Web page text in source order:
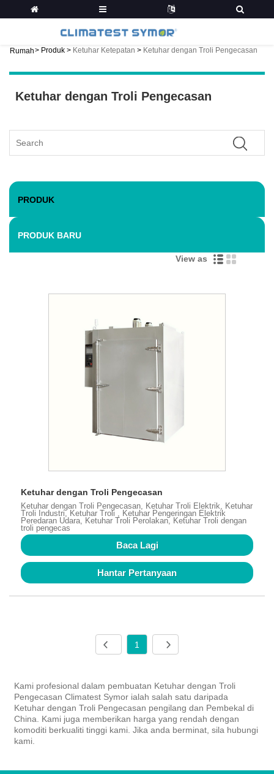
Rumah> Produk > Ketuhar Ketepatan > Ketuhar dengan Troli Pengecasan
Ketuhar dengan Troli Pengecasan
PRODUK
PRODUK BARU
View as
Ketuhar dengan Troli Pengecasan
Ketuhar dengan Troli Pengecasan, Ketuhar Troli Elektrik, Ketuhar
Troli Industri, Ketuhar Troli , Ketuhar Pengeringan Elektrik
Peredaran Udara, Ketuhar Troli Perolakan, Ketuhar Troli dengan
troli pengecas
Baca Lagi
Hantar Pertanyaan
1
Kami profesional dalam pembuatan Ketuhar dengan Troli
Pengecasan Climatest Symor ialah salah satu daripada
Ketuhar dengan Troli Pengecasan pengilang dan Pembekal di
China. Kami juga memberikan harga yang rendah dengan
komoditi berkualiti tinggi kami. Jika anda berminat, sila hubungi
kami.